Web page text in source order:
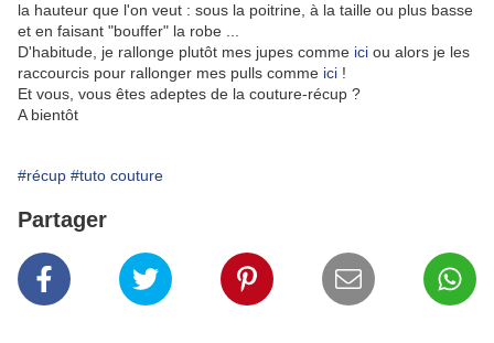
la hauteur que l'on veut : sous la poitrine, à la taille ou plus basse
et en faisant "bouffer" la robe ...
D'habitude, je rallonge plutôt mes jupes comme ici ou alors je les
raccourcis pour rallonger mes pulls comme ici !
Et vous, vous êtes adeptes de la couture-récup ?
A bientôt
#récup #tuto couture
Partager